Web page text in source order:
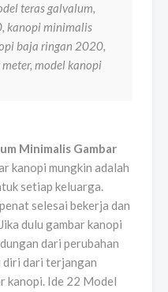
teras galvalum,
kanopi minimalis
baja ringan 2020,
model kanopi
Minimalis Gambar
kanopi mungkin adalah
setiap keluarga.
selesai bekerja dan
dulu gambar kanopi
dari perubahan
diri dari terjangan
kanopi. Ide 22 Model